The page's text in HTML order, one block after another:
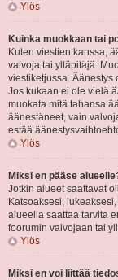
Ylös
Kuinka muokkaan tai
Kuten viestien kanssa,
valvoja tai ylläpitäjä.
viestiketjussa. Äänestys
Jos kukaan ei ole vielä
muokata mitä tahansa
äänestäneet, vain
estää
Ylös
Miksi en pääse
Jotkin alueet saattavat
Katsoaksesi,
alueella saattaa tarvita
foorumin valvojaan tai
Ylös
Miksi en voi liittää